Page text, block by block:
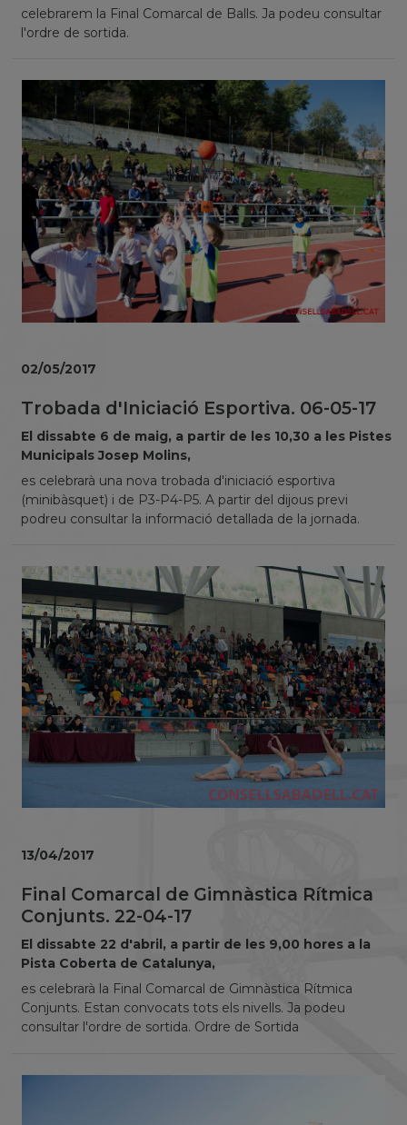
celebrarem la Final Comarcal de Balls. Ja podeu consultar
l'ordre de sortida.
Trobada d'Iniciació Esportiva. 06-05-17
El dissabte 6 de maig, a partir de les 10,30 a les Pistes
Municipals Josep Molins,
es celebrarà una nova trobada d'iniciació esportiva
(minibàsquet) i de P3-P4-P5. A partir del dijous previ
podreu consultar la informació detallada de la jornada.
02/05/2017
Final Comarcal de Gimnàstica Rítmica
Conjunts. 22-04-17
El dissabte 22 d'abril, a partir de les 9,00 hores a la
Pista Coberta de Catalunya,
es celebrarà la Final Comarcal de Gimnàstica Rítmica
Conjunts. Estan convocats tots els nivells. Ja podeu
consultar l'ordre de sortida. Ordre de Sortida
13/04/2017